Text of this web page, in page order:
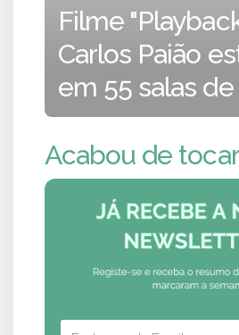
Filme
Carlos Paião
em 55 salas
Acabou de